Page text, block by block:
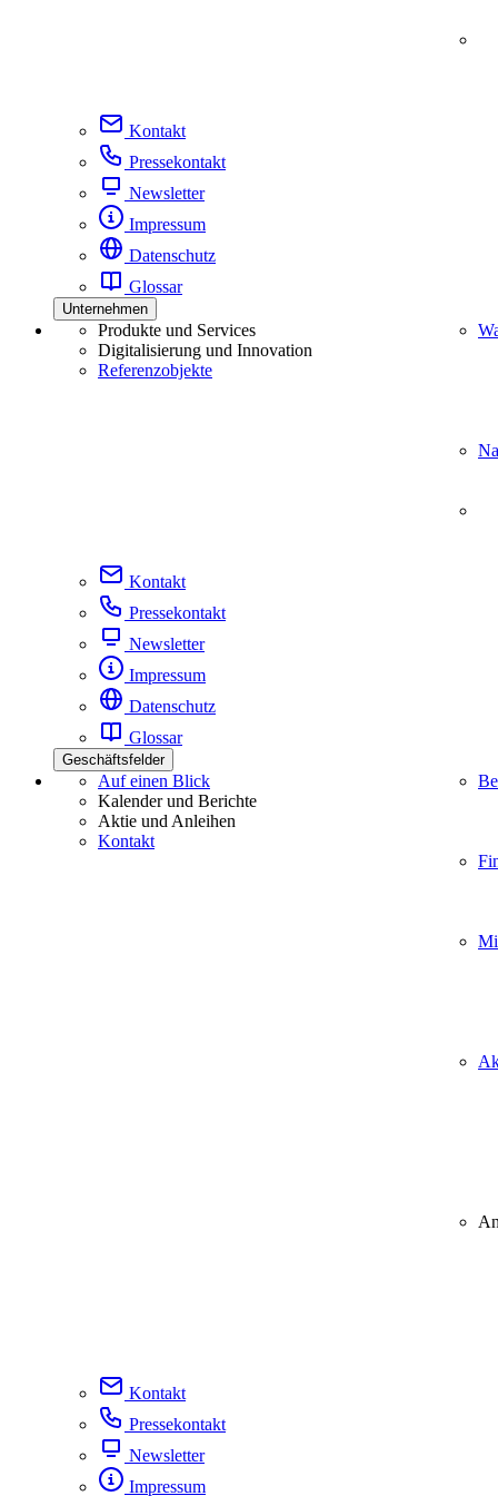
Kontakt
Pressekontakt
Newsletter
Impressum
Datenschutz
Glossar
Unternehmen
Produkte und Services
Digitalisierung und Innovation
Referenzobjekte
Kontakt
Pressekontakt
Newsletter
Impressum
Datenschutz
Glossar
Geschäftsfelder
Auf einen Blick
Kalender und Berichte
Aktie und Anleihen
Kontakt
Kontakt
Pressekontakt
Newsletter
Impressum